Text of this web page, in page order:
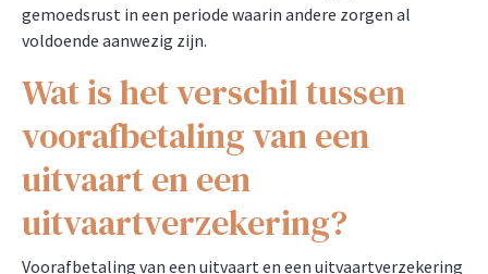
gemoedsrust in een periode waarin andere zorgen al
voldoende aanwezig zijn.
Wat is het verschil tussen
voorafbetaling van een
uitvaart en een
uitvaartverzekering?
Voorafbetaling van een uitvaart en een uitvaartverzekering